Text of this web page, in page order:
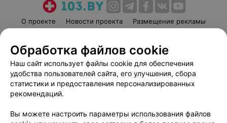
О проекте Новости проекта
Размещение рекламы
Пользовательское соглашение
Способы оплаты
Вакансии
Партнеры
Написать руководителю 103.by
Обработка персональных данных
Обработка файлов cookie
Наш сайт использует файлы cookie для обеспечения
удобства пользователей сайта, его улучшения, сбора
статистики и предоставления персонализированных
рекомендаций.
Вы можете настроить параметры использования файлов